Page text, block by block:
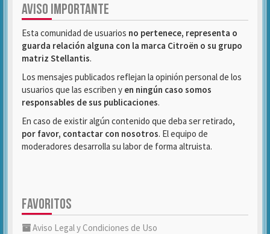
AVISO IMPORTANTE
Esta comunidad de usuarios no pertenece, representa o
guarda relación alguna con la marca Citroën o su grupo
matriz Stellantis.
Los mensajes publicados reflejan la opinión personal de los
usuarios que las escriben y en ningún caso somos
responsables de sus publicaciones.
En caso de existir algún contenido que deba ser retirado,
por favor, contactar con nosotros. El equipo de
moderadores desarrolla su labor de forma altruista.
FAVORITOS
Aviso Legal y Condiciones de Uso